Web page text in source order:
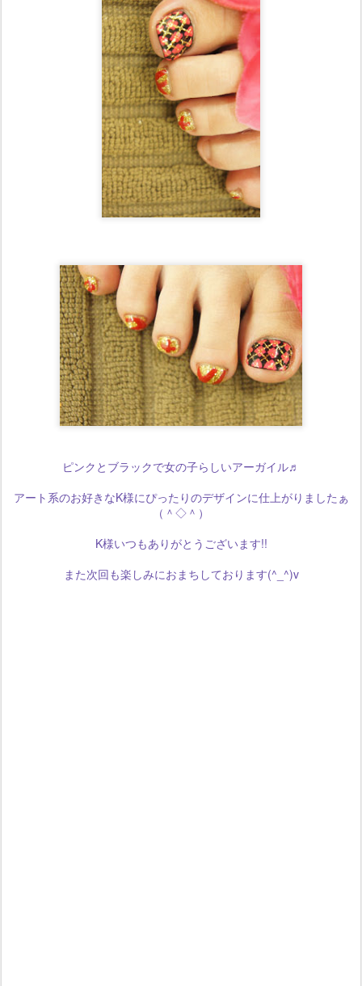
ピンクとブラックで女の子らしいアーガイル♬
アート系のお好きなK様にぴったりのデザインに仕上がりましたぁ
（＾◇＾）
K様いつもありがとうございます!!
また次回も楽しみにおまちしております(^_^)v